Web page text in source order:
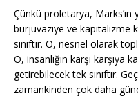
Çünkü proletarya, Marks’ın
burjuvaziye ve kapitalizme
sınıftır. O, nesnel olarak
O, insanlığın karşı karşıya
getirebilecek tek sınıftır.
zamankinden çok daha